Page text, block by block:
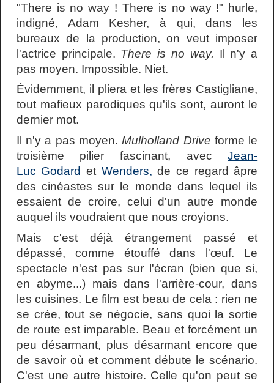
"There is no way ! There is no way !" hurle,
indigné, Adam Kesher, à qui, dans les
bureaux de la production, on veut imposer
l'actrice principale. There is no way. Il n'y a
pas moyen. Impossible. Niet.
Évidemment, il pliera et les frères Castigliane,
tout mafieux parodiques qu'ils sont, auront le
dernier mot.
Il n'y a pas moyen.Mulholland Drive forme le
troisième pilier fascinant, avecJean-
Luc Godard et Wenders, de ce regard âpre
des cinéastes sur le monde dans lequel ils
essaient de croire, celui d'un autre monde
auquel ils voudraient que nous croyions.
Mais c'est déjà étrangement passé et
dépassé, comme étouffé dans l'œuf. Le
spectacle n'est pas sur l'écran (bien que si,
en abyme...) mais dans l'arrière-cour, dans
les cuisines. Le film est beau de cela : rien ne
se crée, tout se négocie, sans quoi la sortie
de route est imparable. Beau et forcément un
peu désarmant, plus désarmant encore que
de savoir où et comment débute le scénario.
C'est une autre histoire. Celle qu'on peut se